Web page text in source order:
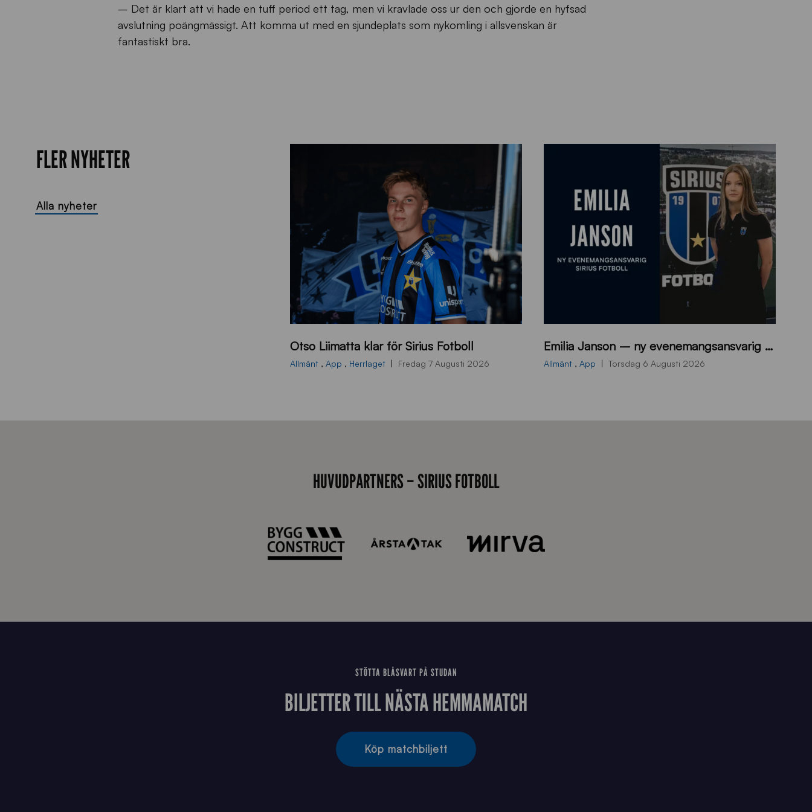
– Det är klart att vi hade en tuff period ett tag, men vi kravlade oss ur den och gjorde en hyfsad
avslutning poängmässigt. Att komma ut med en sjundeplats som nykomling i allsvenskan är
fantastiskt bra.
FLER NYHETER
Alla nyheter
L
_
Otso Liimatta klar för Sirius Fotboll
Allmänt , App , Herrlaget Fredag 7 Augusti 2026
0
0
Emilia Janson – ny evenemangsansvarig för Sirius Fotboll
Allmänt , App Torsdag 6 Augusti 2026
HUVUDPARTNERS – SIRIUS FOTBOLL
STÖTTA BLÅSVART PÅ STUDAN
BILJETTER TILL NÄSTA HEMMAMATCH
Köp matchbiljett